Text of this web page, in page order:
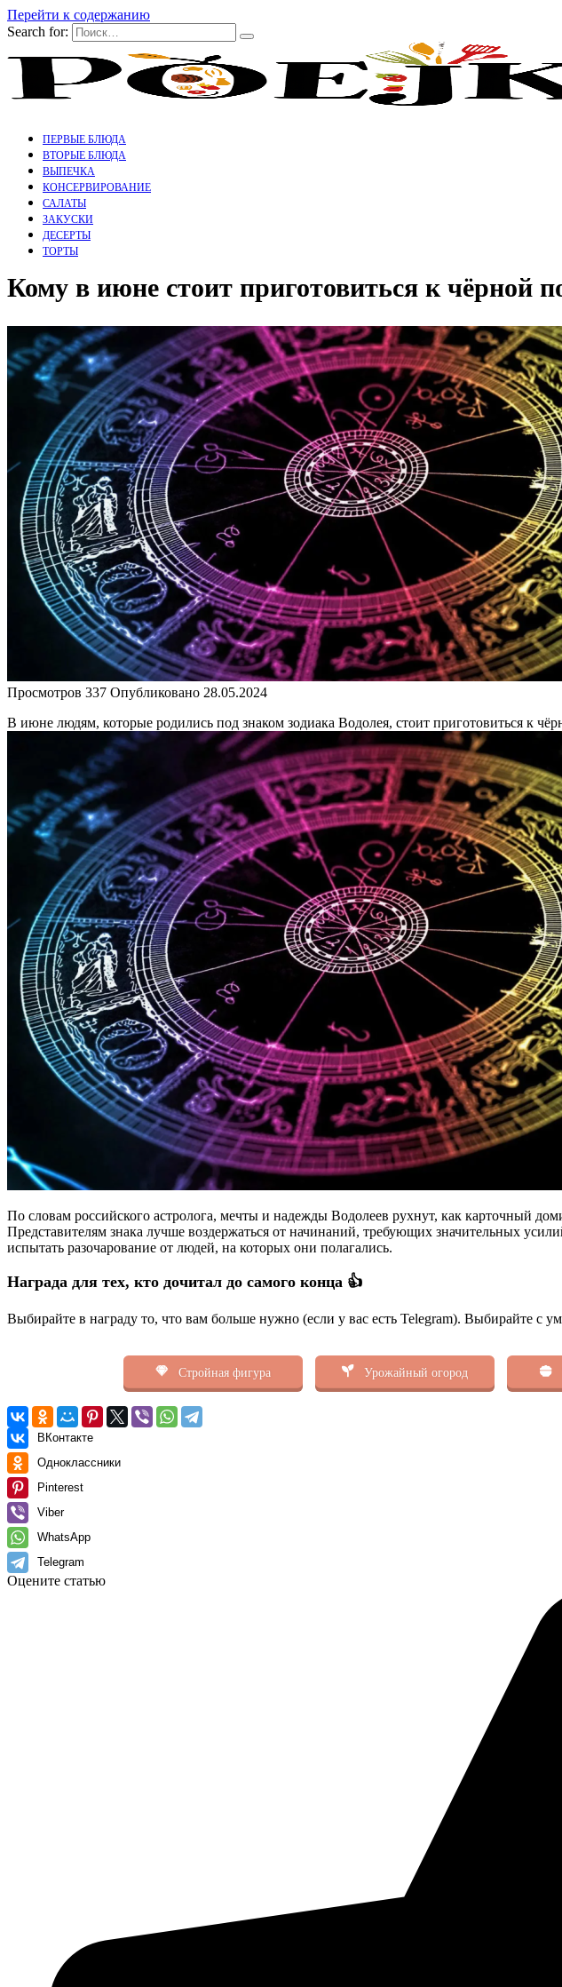
Перейти к содержанию
Search for:
ПЕРВЫЕ БЛЮДА
ВТОРЫЕ БЛЮДА
ВЫПЕЧКА
КОНСЕРВИРОВАНИЕ
САЛАТЫ
ЗАКУСКИ
ДЕСЕРТЫ
ТОРТЫ
Кому в июне стоит приготовиться к чёрной
Просмотров 337 Опубликовано 28.05.2024
В июне людям, которые родились под знаком зодиака Водолея, стоит приготовиться к
По словам российского астролога, мечты и надежды Водолеев рухнут, как карточный
Представителям знака лучше воздержаться от начинаний, требующих значительных
испытать разочарование от людей, на которых они полагались.
Награда для тех, кто дочитал до самого конца 👍
Выбирайте в награду то, что вам больше нужно (если у вас есть Telegram). Выбирайте с
Стройная фигура Урожайный огород
ВКонтакте
Одноклассники
Pinterest
Viber
WhatsApp
Telegram
Оцените статью